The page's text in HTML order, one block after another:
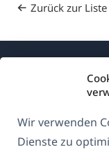
Wir verwenden
Dienste zu
Zurück zur